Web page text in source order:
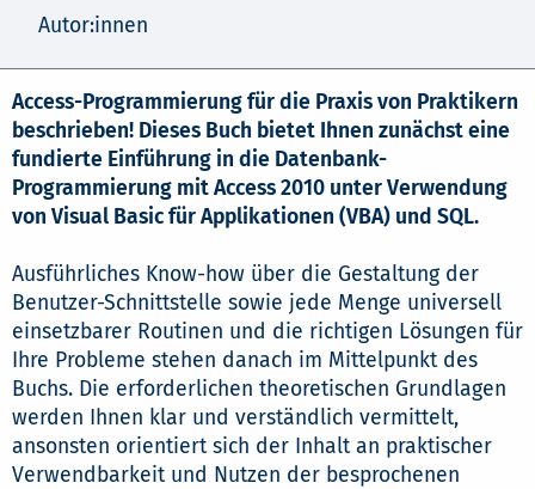
Autor:innen
Access-Programmierung für die Praxis von Praktikern
beschrieben! Dieses Buch bietet Ihnen zunächst eine
fundierte Einführung in die Datenbank-
Programmierung mit Access 2010 unter Verwendung
von Visual Basic für Applikationen (VBA) und SQL.
Ausführliches Know-how über die Gestaltung der
Benutzer-Schnittstelle sowie jede Menge universell
einsetzbarer Routinen und die richtigen Lösungen für
Ihre Probleme stehen danach im Mittelpunkt des
Buchs. Die erforderlichen theoretischen Grundlagen
werden Ihnen klar und verständlich vermittelt,
ansonsten orientiert sich der Inhalt an praktischer
Verwendbarkeit und Nutzen der besprochenen